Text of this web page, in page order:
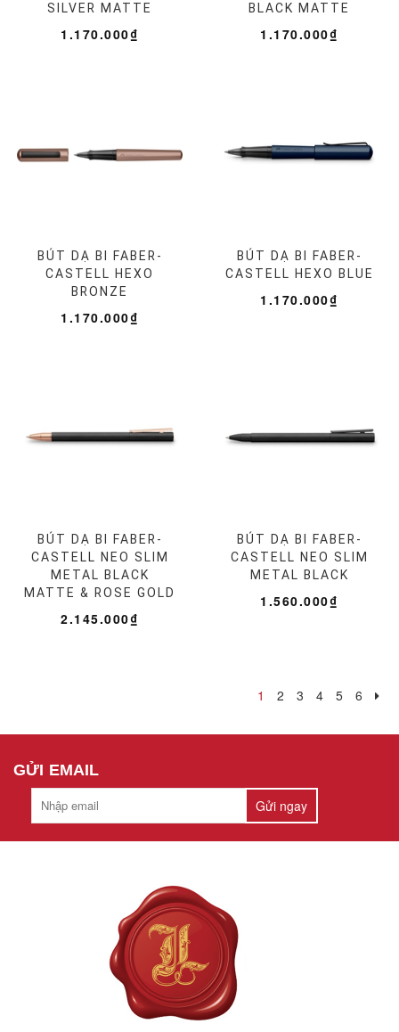
SILVER MATTE
1.170.000₫
BLACK MATTE
1.170.000₫
BÚT DẠ BI FABER-
CASTELL HEXO
BRONZE
1.170.000₫
BÚT DẠ BI FABER-
CASTELL HEXO BLUE
1.170.000₫
BÚT DẠ BI FABER-
CASTELL NEO SLIM
METAL BLACK
MATTE & ROSE GOLD
2.145.000₫
BÚT DẠ BI FABER-
CASTELL NEO SLIM
METAL BLACK
1.560.000₫
1 2 3 4 5 6
GỬI EMAIL
Gửi ngay